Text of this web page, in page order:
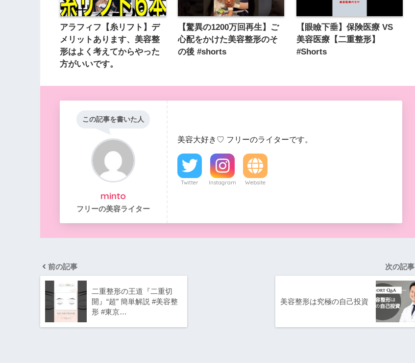
アラフィフ【糸リフト】デ
メリットあります、美容整
形はよく考えてからやった
方がいいです。
【驚異の1200万回再生】ご
心配をかけた美容整形のそ
の後 #shorts
【眼瞼下垂】保険医療 VS
美容医療【二重整形】
#Shorts
この記事を書いた人
minto
フリーの美容ライター
美容大好き♡ フリーのライターです。
Twitter Instagram Website
前の記事
二重整形の王道『二重切
開』“超” 簡単解説 #美容整
形 #東京…
次の記事
美容整形は究極の自己投資